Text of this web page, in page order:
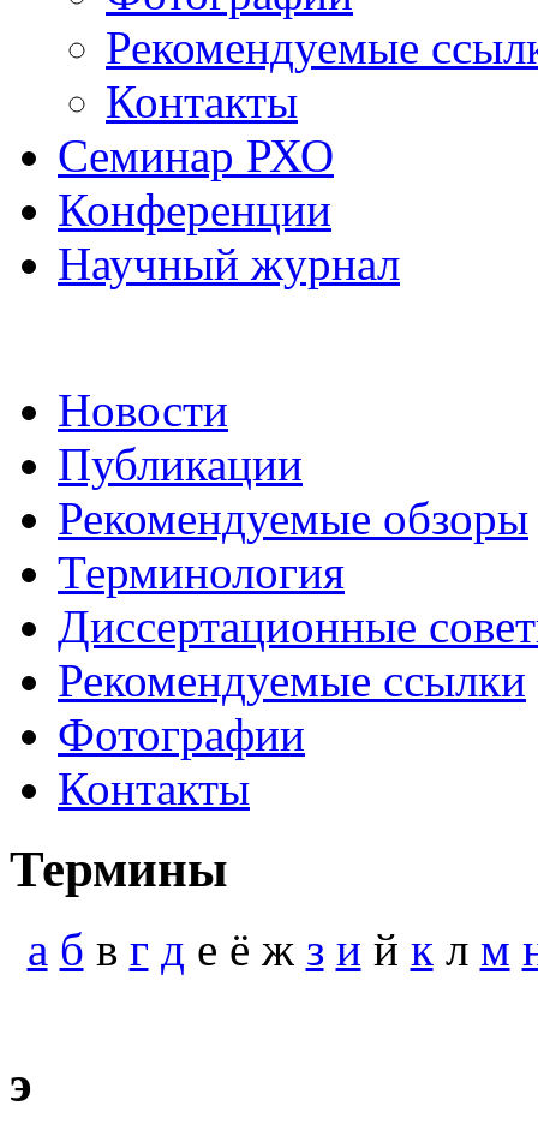
Рекомендуемые
Контакты
Семинар РХО
Конференции
Научный журнал
Новости
Публикации
Рекомендуемые обзоры
Терминология
Диссертационные
Рекомендуемые ссылки
Фотографии
Контакты
Термины
а б в г д е ё ж з и й к л м
э